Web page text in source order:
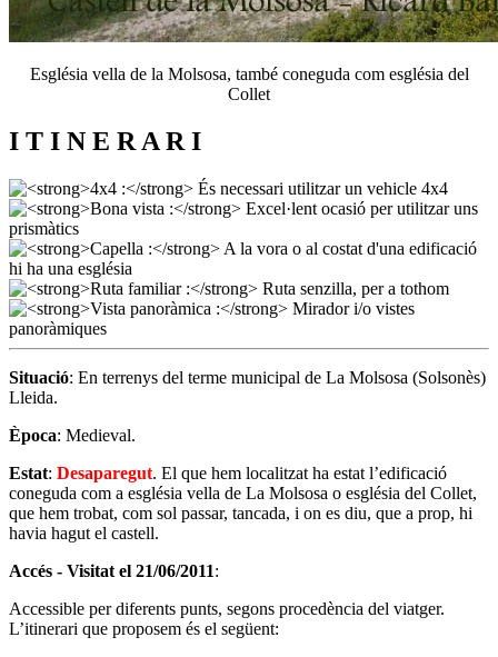
Església vella de la Molsosa, també coneguda com església del
Collet
I T I N E R A R I
Situació: En terrenys del terme municipal de La Molsosa (Solsonès)
Lleida.
Època: Medieval.
Estat: Desaparegut. El que hem localitzat ha estat l’edificació
coneguda com a església vella de La Molsosa o església del Collet,
que hem trobat, com sol passar, tancada, i on es diu, que a prop, hi
havia hagut el castell.
Accés - Visitat el 21/06/2011:
Accessible per diferents punts, segons procedència del viatger.
L’itinerari que proposem és el següent: